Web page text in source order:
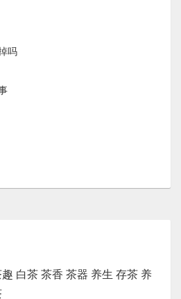
吗
白茶 茶香 茶器 养生 存茶 养